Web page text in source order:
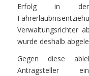
Erfolg in der
Verwaltungsrichter
wurde deshalb
Gegen diese
Antragsteller